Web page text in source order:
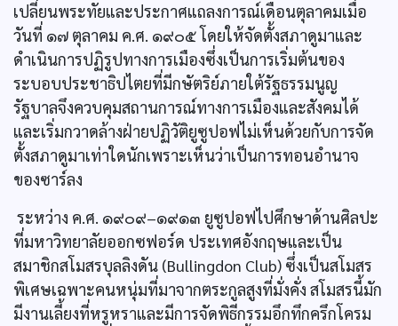
เปลี่ยนพระทัยและประกาศแถลงการณ์เดือนตุลาคมเมื่อ
วันที่ ๑๗ ตุลาคม ค.ศ. ๑๙๐๕ โดยให้จัดตั้งสภาดูมาและ
ดำเนินการปฏิรูปทางการเมืองซึ่งเป็นการเริ่มต้นของ
ระบอบประชาธิปไตยที่มีกษัตริย์ภายใต้รัฐธรรมนูญ
รัฐบาลจึงควบคุมสถานการณ์ทางการเมืองและสังคมได้
และเริ่มกวาดล้างฝ่ายปฏิวัติยูซูปอฟไม่เห็นด้วยกับการจัด
ตั้งสภาดูมาเท่าใดนักเพราะเห็นว่าเป็นการทอนอำนาจ
ของซาร์ลง
ระหว่าง ค.ศ. ๑๙๐๙–๑๙๑๓ ยูซูปอฟไปศึกษาด้านศิลปะ
ที่มหาวิทยาลัยออกซฟอร์ด ประเทศอังกฤษและเป็น
สมาชิกสโมสรบุลลิงดัน (Bullingdon Club) ซึ่งเป็นสโมสร
พิเศษเฉพาะคนหนุ่มที่มาจากตระกูลสูงที่มั่งคั่ง สโมสรนี้มัก
มีงานเลี้ยงที่หรูหราและมีการจัดพิธีกรรมอึกทึกครึกโครม